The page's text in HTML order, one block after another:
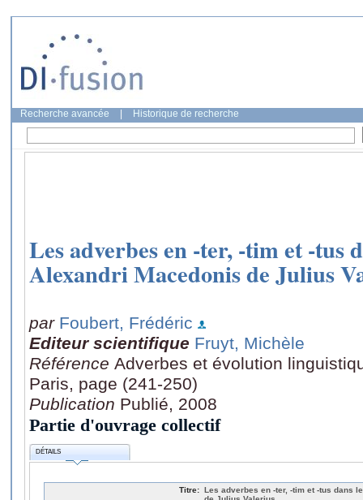
Recherche avancée Historique de recherche
Les adverbes en -ter, -tim et -tus
Alexandri Macedonis de Julius
par Foubert, Frédéric
Editeur scientifique Fruyt, Michèle
Référence Adverbes et évolution
Paris, page (241-250)
Publication Publié, 2008
Partie d'ouvrage collectif
DÉTAILS
Titre: Les adverbes en -ter, -tim et -tus dans